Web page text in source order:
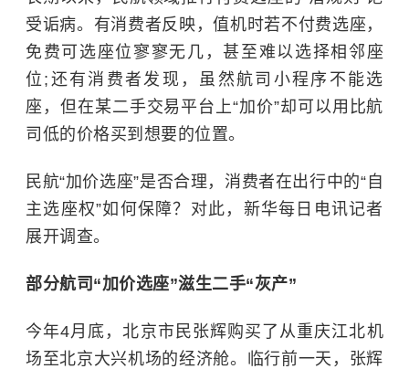
受诟病。有消费者反映，值机时若不付费选座，
免费可选座位寥寥无几，甚至难以选择相邻座
位;还有消费者发现，虽然航司小程序不能选
座，但在某二手交易平台上“加价”却可以用比航
司低的价格买到想要的位置。
民航“加价选座”是否合理，消费者在出行中的“自
主选座权”如何保障？对此，新华每日电讯记者
展开调查。
部分航司“加价选座”滋生二手“灰产”
今年4月底，北京市民张辉购买了从重庆江北机
场至北京大兴机场的经济舱。临行前一天，张辉